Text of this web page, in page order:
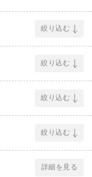
絞り込む
絞り込む
絞り込む
絞り込む
詳細を見る